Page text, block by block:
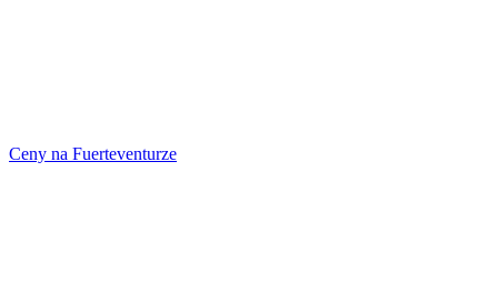
Ceny na Fuerteventurze